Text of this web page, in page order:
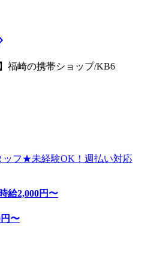
福崎の携帯ショップ/KB6
ッフ★未経験OK！週払い対応
時給2,000円〜
円〜